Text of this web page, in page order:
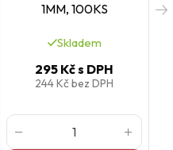
1MM, 100KS
Skladem
295 Kčs DPH
244 Kčbez DPH